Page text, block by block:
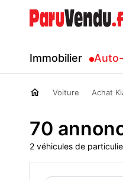
Immobilier
Voiture Achat
70
2 véhicules de